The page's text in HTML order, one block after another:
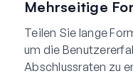
Mehrseitige
Teilen Sie lange
um die
Abschlussraten zu